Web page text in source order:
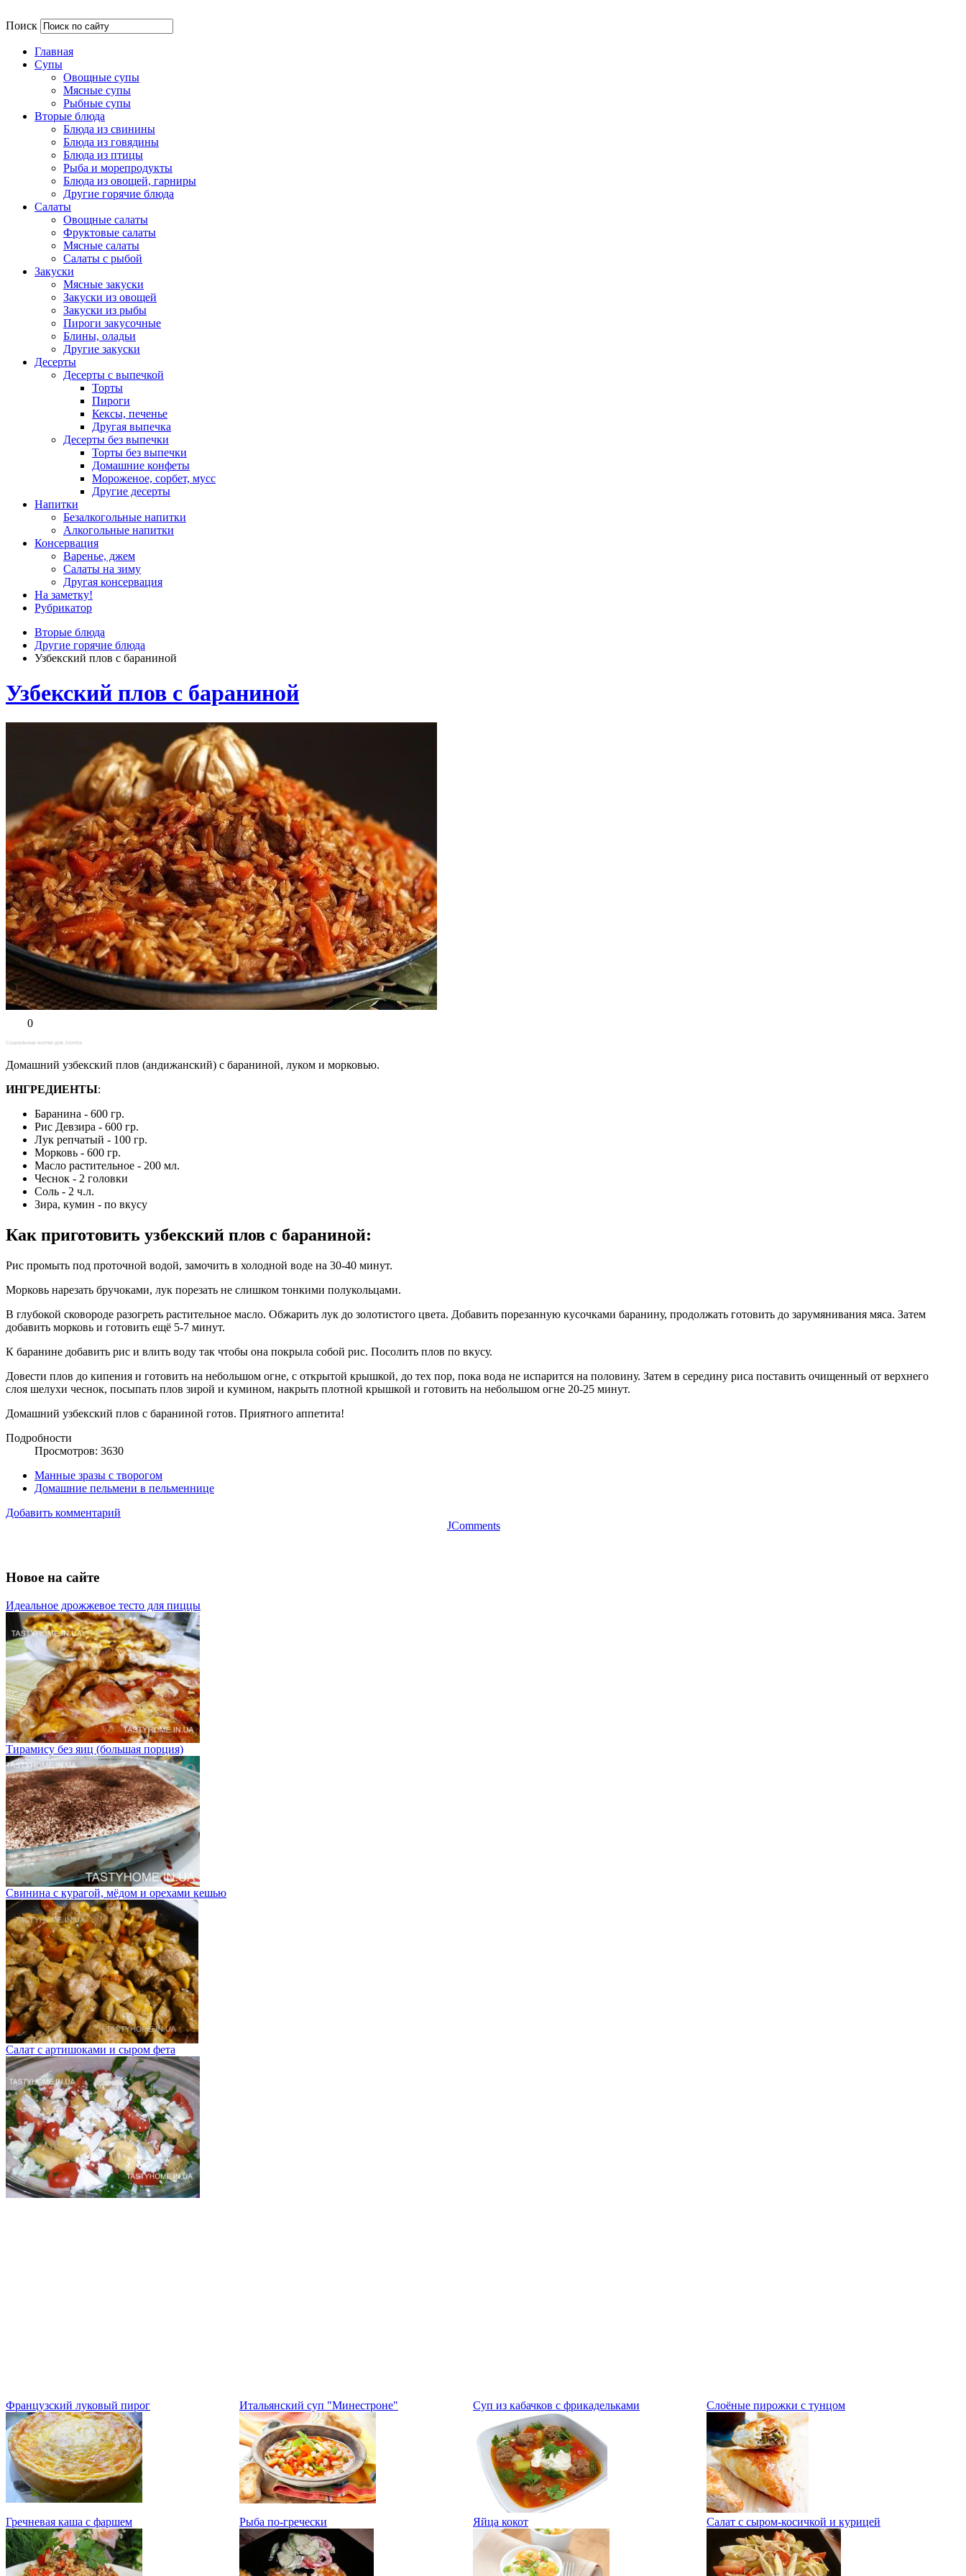
Поиск
Главная
Супы
Овощные супы
Мясные супы
Рыбные супы
Вторые блюда
Блюда из свинины
Блюда из говядины
Блюда из птицы
Рыба и морепродукты
Блюда из овощей, гарниры
Другие горячие блюда
Салаты
Овощные салаты
Фруктовые салаты
Мясные салаты
Салаты с рыбой
Закуски
Мясные закуски
Закуски из овощей
Закуски из рыбы
Пироги закусочные
Блины, оладьи
Другие закуски
Десерты
Десерты с выпечкой
Торты
Пироги
Кексы, печенье
Другая выпечка
Десерты без выпечки
Торты без выпечки
Домашние конфеты
Мороженое, сорбет, мусс
Другие десерты
Напитки
Безалкогольные напитки
Алкогольные напитки
Консервация
Варенье, джем
Салаты на зиму
Другая консервация
На заметку!
Рубрикатор
Вторые блюда
Другие горячие блюда
Узбекский плов с бараниной
Узбекский плов с бараниной
0
Социальные кнопки для Joomla
Домашний узбекский плов (андижанский) с бараниной, луком и морковью.
ИНГРЕДИЕНТЫ:
Баранина - 600 гр.
Рис Девзира - 600 гр.
Лук репчатый - 100 гр.
Морковь - 600 гр.
Масло растительное - 200 мл.
Чеснок - 2 головки
Соль - 2 ч.л.
Зира, кумин - по вкусу
Как приготовить узбекский плов с бараниной:
Рис промыть под проточной водой, замочить в холодной воде на 30-40 минут.
Морковь нарезать бручоками, лук порезать не слишком тонкими полукольцами.
В глубокой сковороде разогреть растительное масло. Обжарить лук до золотистого цвета. Добавить порезанную кусочками баранину, продолжать готовить до зарумянивания мяса. Затем
добавить морковь и готовить ещё 5-7 минут.
К баранине добавить рис и влить воду так чтобы она покрыла собой рис. Посолить плов по вкусу.
Довести плов до кипения и готовить на небольшом огне, с открытой крышкой, до тех пор, пока вода не испарится на половину. Затем в середину риса поставить очищенный от верхнего
слоя шелухи чеснок, посыпать плов зирой и кумином, накрыть плотной крышкой и готовить на небольшом огне 20-25 минут.
Домашний узбекский плов с бараниной готов. Приятного аппетита!
Подробности
Просмотров: 3630
Манные зразы с творогом
Домашние пельмени в пельменнице
Добавить комментарий
JComments
Новое на сайте
Идеальное дрожжевое тесто для пиццы
Тирамису без яиц (большая порция)
Свинина с курагой, мёдом и орехами кешью
Салат с артишоками и сыром фета
Французский луковый пирог Итальянский суп "Минестроне" Суп из кабачков с фрикадельками Слоёные пирожки с тунцом
Гречневая каша с фаршем Рыба по-гречески Яйца кокот Салат с сыром-косичкой и курицей